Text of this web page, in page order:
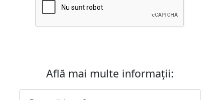
Află mai multe informații: